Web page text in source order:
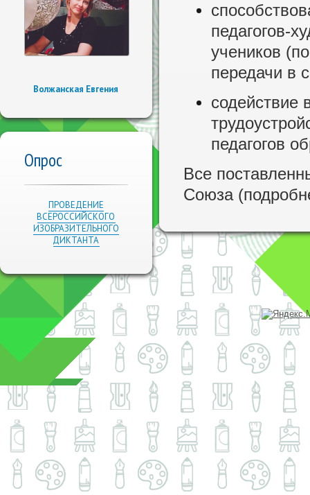
Волжанская Евгения
Опрос
ПРОВЕДЕНИЕ
ВСЕРОССИЙСКОГО
ИЗОБРАЗИТЕЛЬНОГО
ДИКТАНТА
педагогов-
учеников
передачи в
содействие
педагогов
Все
Союза